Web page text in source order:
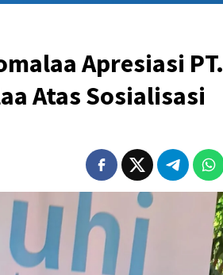
Apresiasi PT.
Atas Sosialisasi